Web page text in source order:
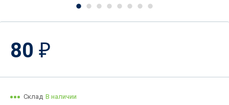
80 ₽
Склад В наличии